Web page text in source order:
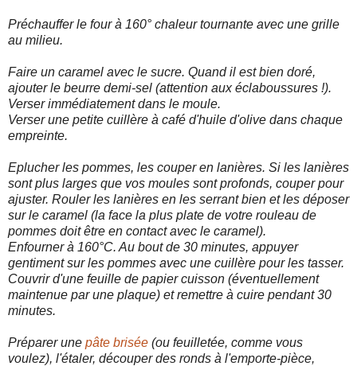
Préchauffer le four à 160° chaleur tournante avec une grille
au milieu.
Faire un caramel avec le sucre. Quand il est bien doré,
ajouter le beurre demi-sel (attention aux éclaboussures !).
Verser immédiatement dans le moule.
Verser une petite cuillère à café d'huile d'olive dans chaque
empreinte.
Eplucher les pommes, les couper en lanières. Si les lanières
sont plus larges que vos moules sont profonds, couper pour
ajuster. Rouler les lanières en les serrant bien et les déposer
sur le caramel (la face la plus plate de votre rouleau de
pommes doit être en contact avec le caramel).
Enfourner à 160°C. Au bout de 30 minutes, appuyer
gentiment sur les pommes avec une cuillère pour les tasser.
Couvrir d'une feuille de papier cuisson (éventuellement
maintenue par une plaque) et remettre à cuire pendant 30
minutes.
Préparer une pâte brisée (ou feuilletée, comme vous
voulez), l'étaler, découper des ronds à l'emporte-pièce,